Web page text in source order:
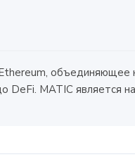
объединяющее
MATIC является